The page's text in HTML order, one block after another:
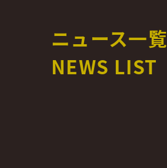
ニュース一覧
NEWS LIST